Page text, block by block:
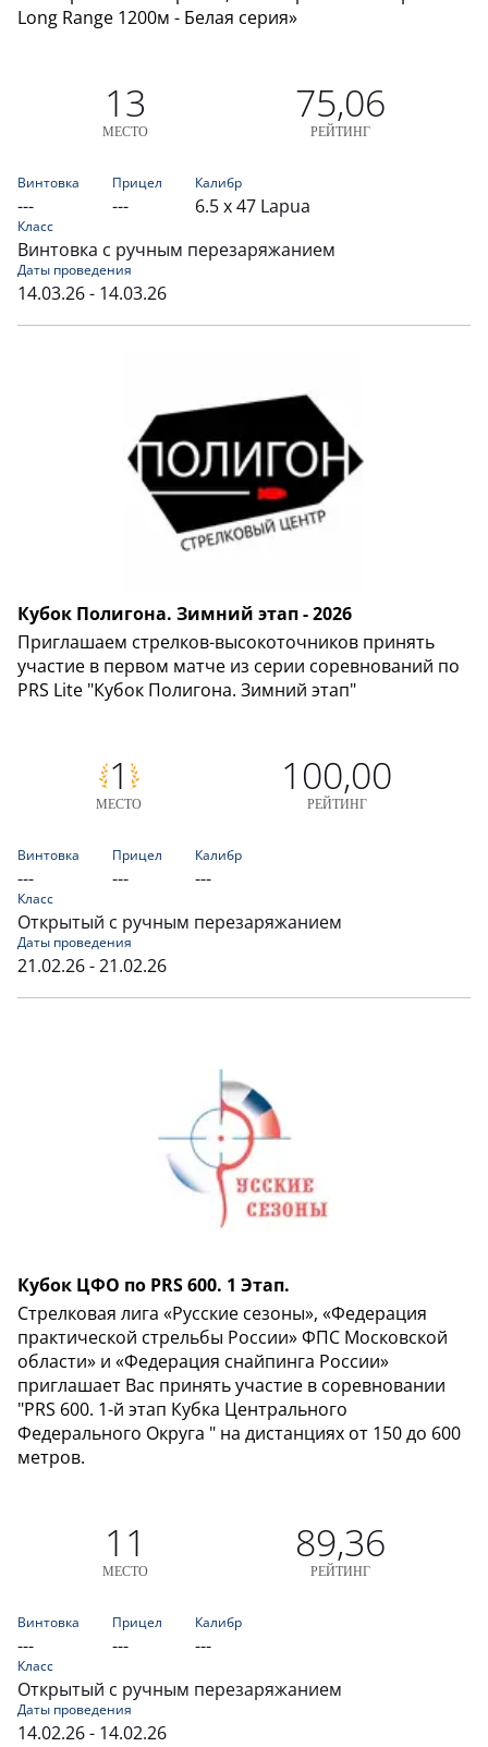
Long Range 1200м - Белая серия»
13
МЕСТО
75,06
РЕЙТИНГ
Винтовка
---
Прицел
---
Калибр
6.5 x 47 Lapua
Класс
Винтовка с ручным перезаряжанием
Даты проведения
14.03.26 - 14.03.26
Кубок Полигона. Зимний этап - 2026
Приглашаем стрелков-высокоточников принять
участие в первом матче из серии соревнований по
PRS Lite "Кубок Полигона. Зимний этап"
1
МЕСТО
100,00
РЕЙТИНГ
Винтовка
---
Прицел
---
Калибр
---
Класс
Открытый с ручным перезаряжанием
Даты проведения
21.02.26 - 21.02.26
Кубок ЦФО по PRS 600. 1 Этап.
Стрелковая лига «Русские сезоны», «Федерация
практической стрельбы России» ФПС Московской
области» и «Федерация снайпинга России»
приглашает Вас принять участие в соревновании
"PRS 600. 1-й этап Кубка Центрального
Федерального Округа " на дистанциях от 150 до 600
метров.
11
МЕСТО
89,36
РЕЙТИНГ
Винтовка
---
Прицел
---
Калибр
---
Класс
Открытый с ручным перезаряжанием
Даты проведения
14.02.26 - 14.02.26